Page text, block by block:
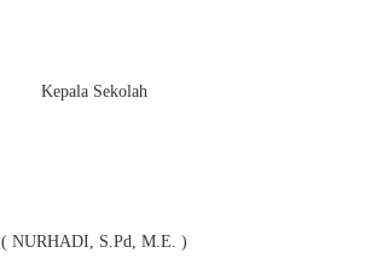
Kepala Sekolah
( NURHADI, S.Pd, M.E. )